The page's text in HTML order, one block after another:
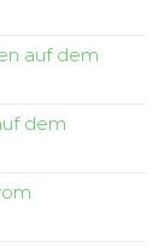
auf dem
dem